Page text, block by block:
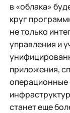
в «облака»
круг
не только
управления и
приложения,
операционные
станет еще